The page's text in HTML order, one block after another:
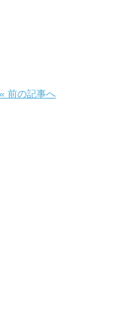
« 前の記事へ